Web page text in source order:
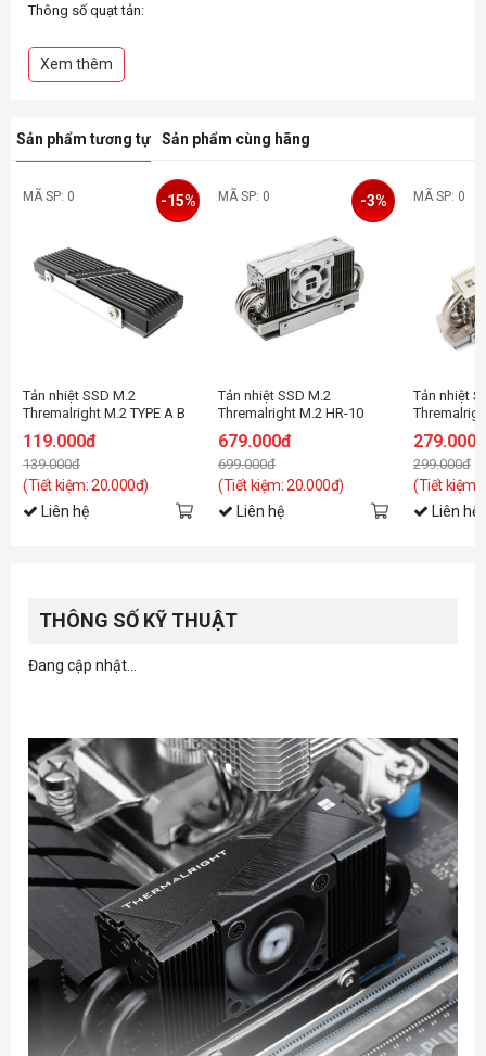
Thông số quạt tản:
Tốc độ định mức: 3500 – 6500 vòng/phút ±10% (MAX)
Điện áp định mức: 12VDC
Xem thêm
Sản phẩm tương tự Sản phẩm cùng hãng
MÃ SP: 0
Tản nhiệt SSD M.2
Thremalright M.2 TYPE A B
119.000đ
139.000đ
(Tiết kiệm: 20.000đ)
-15%
Liên hệ
MÃ SP: 0
Tản nhiệt SSD M.2
Thremalright M.2 HR-10
679.000đ
699.000đ
(Tiết kiệm: 20.000đ)
-3%
Liên hệ
MÃ SP: 0
Tản nhiệt
279.000đ
299.000đ
(Tiết kiệm:
Liên hệ
THÔNG SỐ KỸ THUẬT
Đang cập nhật...